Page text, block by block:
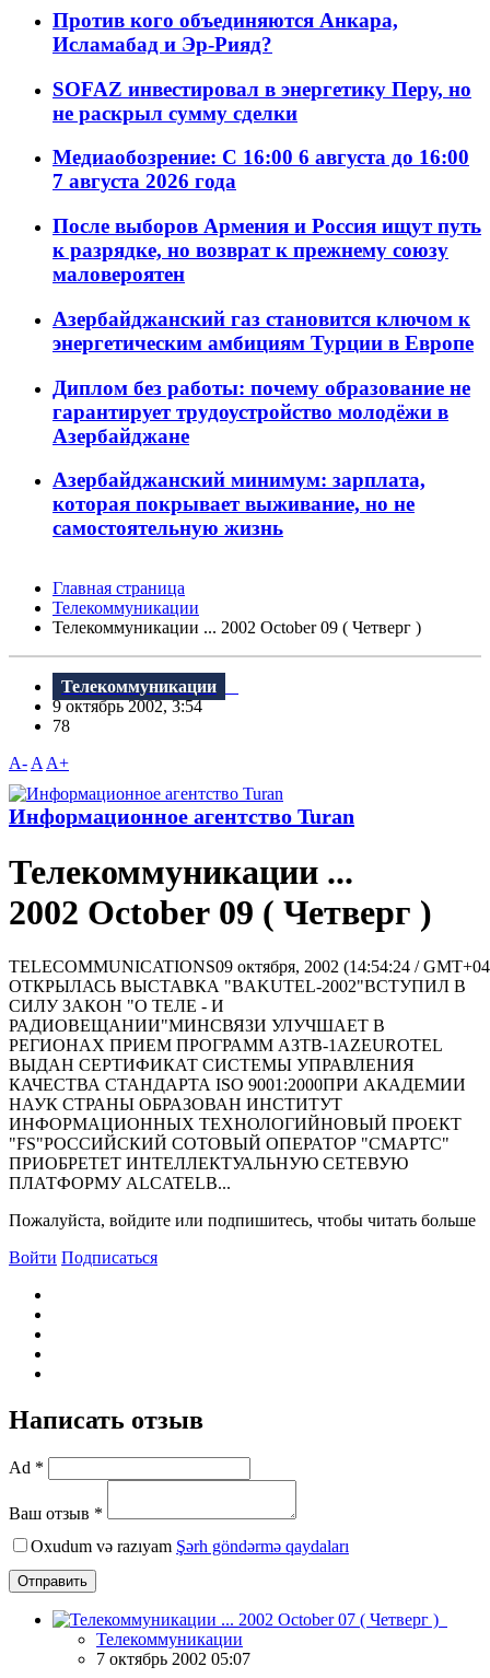
Против кого объединяются Анкара,
Исламабад и Эр-Рияд?
SOFAZ инвестировал в энергетику Перу, но
не раскрыл сумму сделки
Медиаобозрение: С 16:00 6 августа до 16:00
7 августа 2026 года
После выборов Армения и Россия ищут путь
к разрядке, но возврат к прежнему союзу
маловероятен
Азербайджанский газ становится ключом к
энергетическим амбициям Турции в Европе
Диплом без работы: почему образование не
гарантирует трудоустройство молодёжи в
Азербайджане
Азербайджанский минимум: зарплата,
которая покрывает выживание, но не
самостоятельную жизнь
Главная страница
Телекоммуникации
Телекоммуникации ... 2002 October 09 ( Четверг )
Телекоммуникации
9 октябрь 2002, 3:54
78
A- A A+
Информационное агентство Turan
Телекоммуникации ...
2002 October 09 ( Четверг )
TELECOMMUNICATIONS09 октября, 2002 (14:54:24 /
ОТКРЫЛАСЬ ВЫСТАВКА "BAKUTEL-2002"ВСТУПИЛ В
СИЛУ ЗАКОН "О ТЕЛЕ - И
РАДИОВЕЩАНИИ"МИНСВЯЗИ УЛУЧШАЕТ В
РЕГИОНАХ ПРИЕМ ПРОГРАММ АЗТВ-1AZEUROTEL
ВЫДАН СЕРТИФИКАТ СИСТЕМЫ УПРАВЛЕНИЯ
КАЧЕСТВА СТАНДАРТА ISO 9001:2000ПРИ АКАДЕМИИ
НАУК СТРАНЫ ОБРАЗОВАН ИНСТИТУТ
ИНФОРМАЦИОННЫХ ТЕХНОЛОГИЙНОВЫЙ ПРОЕКТ
"FS"РОССИЙСКИЙ СОТОВЫЙ ОПЕРАТОР "СМАРТС"
ПРИОБРЕТЕТ ИНТЕЛЛЕКТУАЛЬНУЮ СЕТЕВУЮ
ПЛАТФОРМУ ALCATELВ...
Пожалуйста, войдите или подпишитесь, чтобы читать больше
Войти Подписаться
Написать отзыв
Ad *
Ваш отзыв *
Oxudum və razıyam Şərh göndərmə qaydaları
Отправить
Телекоммуникации
7 октябрь 2002 05:07